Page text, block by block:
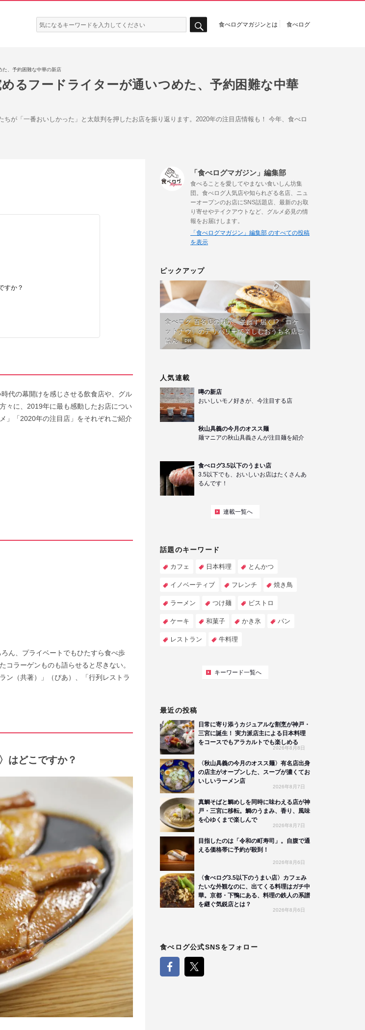
検
索:
食べログマガジンとは 食べログ
た、予約困難な中華の新店
るフードライターが通いつめた、予約困難な中華
が「一番おいしかった」と太鼓判を押したお店を振り返ります。2020年の注目店情報も！ 今年、食べロ
すか？
代の幕開けを感じさせる飲食店や、グル
々に、2019年に最も感動したお店につい
」「2020年の注目店」をそれぞれご紹介
ん、プライベートでもひたすら食べ歩
コラーゲンものも語らせると尽きない。
ン（共著）」（ぴあ）、「行列レストラ
はどこですか？
「食べログマガジン」編集部
食べることを愛してやまない食いしん坊集
団。食べログ人気店や知られざる名店、ニュ
ーオープンのお店にSNS話題店、最新のお取
り寄せやテイクアウトなど、グルメ必見の情
報をお届けします。
「食べログマガジン」編集部 のすべての投稿
を表示
ピックアップ
食べログ 百名店の味が、並ばず届く!?「ロケ
ットナウ」のデリバリーで楽しむおうち名店ご
はん
PR
人気連載
噂の新店
おいしいモノ好きが、今注目する店
秋山具義の今月のオスス麺
麺マニアの秋山具義さんが注目麺を紹介
食べログ3.5以下のうまい店
3.5以下でも、おいしいお店はたくさんあ
るんです！
連載一覧へ
話題のキーワード
カフェ 日本料理 とんかつ
イノベーティブ フレンチ 焼き鳥
ラーメン つけ麺 ビストロ
ケーキ 和菓子 かき氷 パン
レストラン 牛料理
キーワード一覧へ
最近の投稿
日常に寄り添うカジュアルな割烹が神戸・
三宮に誕生！ 実力派店主による日本料理
をコースでもアラカルトでも楽しめる
2026年8月8日
〈秋山具義の今月のオスス麺〉有名店出身
の店主がオープンした、スープが濃くてお
いしいラーメン店
2026年8月7日
真鯛そばと鯛めしを同時に味わえる店が神
戸・三宮に移転。鯛のうまみ、香り、風味
を心ゆくまで楽しんで
2026年8月7日
目指したのは「令和の町寿司」。自腹で通
える価格帯に予約が殺到！
2026年8月6日
〈食べログ3.5以下のうまい店〉カフェみ
たいな外観なのに、出てくる料理はガチ中
華。京都・下鴨にある、料理の鉄人の系譜
を継ぐ気鋭店とは？
2026年8月6日
食べログ公式SNSをフォロー